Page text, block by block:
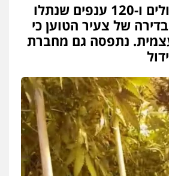
35 שתילים גדולים ו-120 ענפים שנתלו
של צעיר הטוען כי
נתפסה גם מחברת